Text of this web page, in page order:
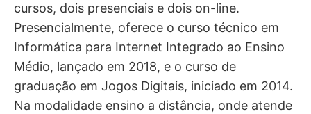
cursos, dois presenciais e dois on-line.
Presencialmente, oferece o curso técnico em
Informática para Internet Integrado ao Ensino
Médio, lançado em 2018, e o curso de
graduação em Jogos Digitais, iniciado em 2014.
Na modalidade ensino a distância, onde atende